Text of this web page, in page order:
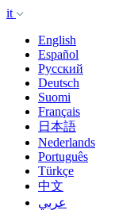
it
English
Español
Русский
Deutsch
Suomi
Français
日本語
Nederlands
Português
Türkçe
中文
عربي